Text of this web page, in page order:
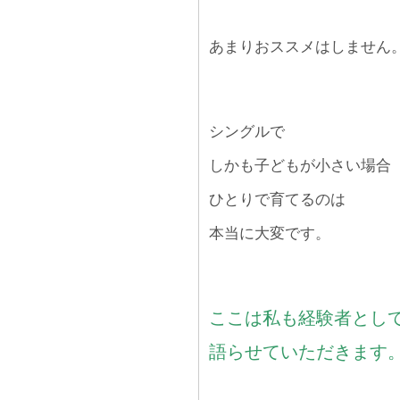
あまりおススメはしません。
シングルで
しかも子どもが小さい場合
ひとりで育てるのは
本当に大変です。
ここは私も経験者とし
語らせていただきます。